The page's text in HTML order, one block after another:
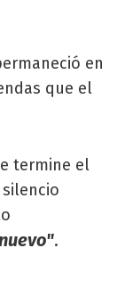
en
que el
termine el
.